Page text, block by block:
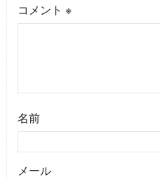
コメント ※
名前
メール